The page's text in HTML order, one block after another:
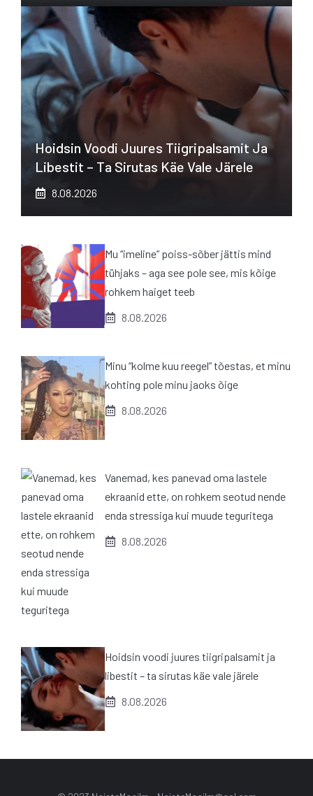
Hoidsin Voodi Juures Tiigripalsamit Ja
Libestit – Ta Sirutas Käe Vale Järele
8.08.2026
Mu “imeline” poiss-sõber jättis mind
tühjaks – aga see pole see, mis kõige
rohkem haiget teeb
8.08.2026
Minu “kolme kuu reegel” tõestas, et minu
kohting pole minu jaoks õige
8.08.2026
Vanemad, kes panevad oma lastele
ekraanid ette, on rohkem seotud nende
enda stressiga kui muude teguritega
8.08.2026
Hoidsin voodi juures tiigripalsamit ja
libestit – ta sirutas käe vale järele
8.08.2026